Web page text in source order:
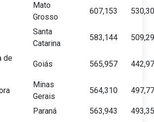
Mato
Grosso
607,153
Santa
Catarina
583,144
de
Goiás 565,957
Minas
Gerais
564,310
Paraná 563,943